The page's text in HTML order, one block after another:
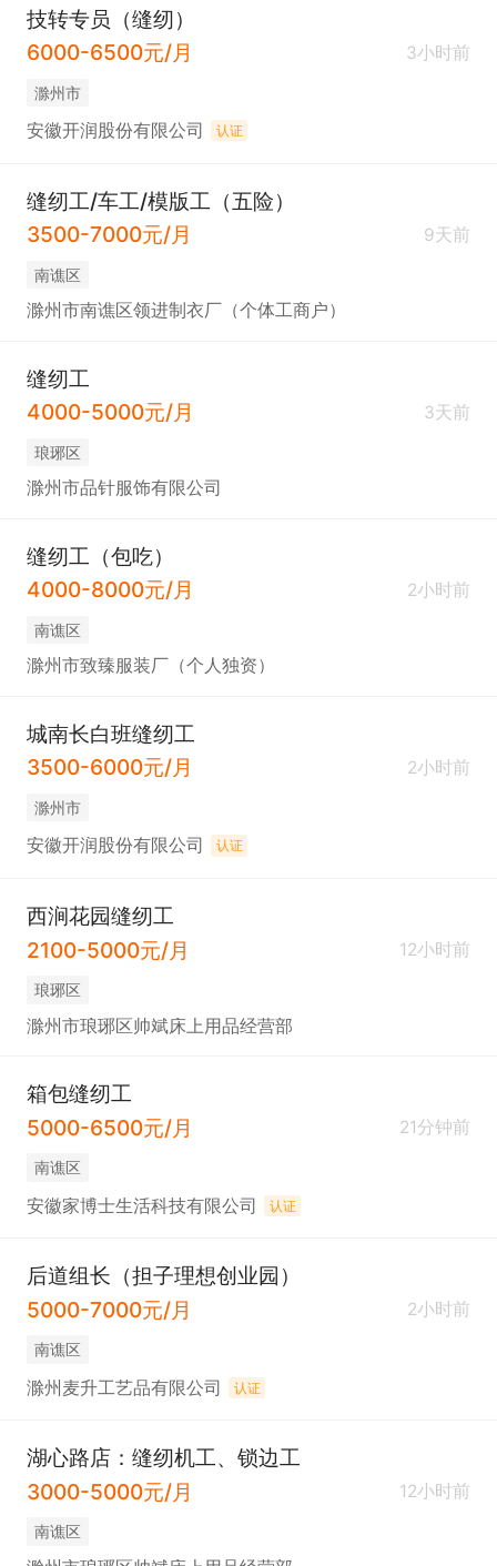
技转专员（缝纫）
6000-6500元/月
3小时前
滁州市
安徽开润股份有限公司 认证
缝纫工/车工/模版工（五险）
3500-7000元/月
9天前
南谯区
滁州市南谯区领进制衣厂（个体工商户）
缝纫工
4000-5000元/月
3天前
琅琊区
滁州市品针服饰有限公司
缝纫工（包吃）
4000-8000元/月
2小时前
南谯区
滁州市致臻服装厂（个人独资）
城南长白班缝纫工
3500-6000元/月
2小时前
滁州市
安徽开润股份有限公司 认证
西涧花园缝纫工
2100-5000元/月
12小时前
琅琊区
滁州市琅琊区帅斌床上用品经营部
箱包缝纫工
5000-6500元/月
21分钟前
南谯区
安徽家博士生活科技有限公司 认证
后道组长（担子理想创业园）
5000-7000元/月
2小时前
南谯区
滁州麦升工艺品有限公司 认证
湖心路店：缝纫机工、锁边工
3000-5000元/月
12小时前
南谯区